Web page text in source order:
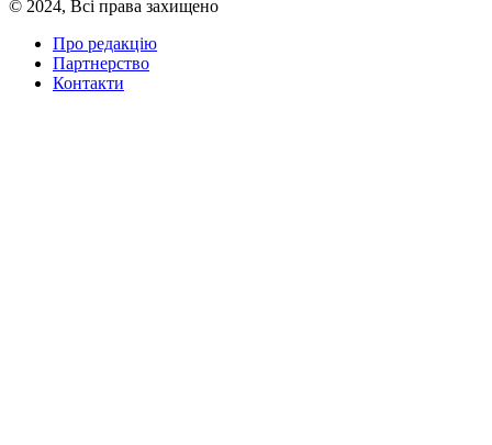
© 2024, Всі права захищено
Про редакцію
Партнерство
Контакти